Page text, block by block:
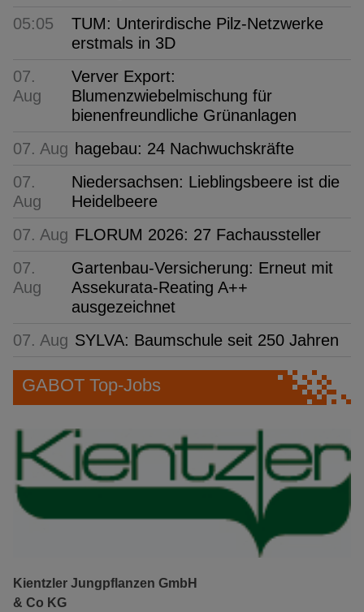
05:05
TUM: Unterirdische Pilz-Netzwerke
erstmals in 3D
07.
Aug
Verver Export:
Blumenzwiebelmischung für
bienenfreundliche Grünanlagen
07. Aug hagebau: 24 Nachwuchskräfte
07.
Aug
Niedersachsen: Lieblingsbeere ist die
Heidelbeere
07. Aug FLORUM 2026: 27 Fachaussteller
07.
Aug
Gartenbau-Versicherung: Erneut mit
Assekurata-Reating A++
ausgezeichnet
07. Aug SYLVA: Baumschule seit 250 Jahren
GABOT Top-Jobs
Kientzler Jungpflanzen GmbH
& Co KG